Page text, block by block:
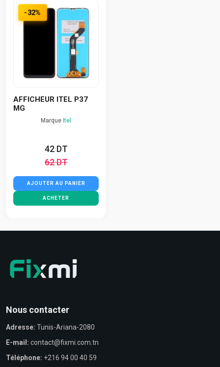
-32%
AFFICHEUR ITEL P37
MG
Marque Itel
42 DT
62 DT
AJOUTER AU PANIER
ACHETER
Nous contacter
Adresse: Tunis-Ariana-2080
E-mail: contact@fixmi.com.tn
Téléphone: +216 94 00 40 59